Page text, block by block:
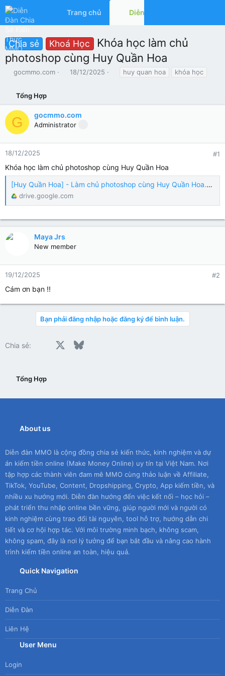
Trang chủ Diễn đàn
Chia sẻ Khoá Học
Khóa học làm chủ
photoshop cùng Huy Quần Hoa
T
a
d
s
t
a
r
e
r
gocmmo.com
N
g
ử
i
18/12/2025
ó
huy quan hoa khóa học
Tổng Hợp
G gocmmo.com
Administrator
18/12/2025 #1
Khóa học làm chủ photoshop cùng Huy Quần Hoa
[Huy Quần Hoa] - Làm chủ photoshop cùng Huy Quần Hoa.zip
drive.google.com
Maya Jrs
New member
19/12/2025 #2
Cám ơn bạn !!
Bạn phải đăng nhập hoặc đăng ký để bình luận.
Chia sẻ: Facebook Bluesky
Tổng Hợp
About us
Diễn đàn MMO là cộng đồng chia sẻ kiến thức, kinh nghiệm và dự
án kiếm tiền online (Make Money Online) uy tín tại Việt Nam. Nơi
tập hợp các thành viên đam mê MMO cùng thảo luận về Affiliate,
TikTok, YouTube, Content, Dropshipping, Crypto, App kiếm tiền, và
nhiều xu hướng mới. Diễn đàn hướng đến việc kết nối – học hỏi –
phát triển thu nhập online bền vững, giúp người mới và người có
kinh nghiệm cùng trao đổi tài nguyên, tool hỗ trợ, hướng dẫn chi
tiết và cơ hội hợp tác. Với môi trường minh bạch, không scam,
không spam, đây là nơi lý tưởng để bạn bắt đầu và nâng cao hành
trình kiếm tiền online an toàn, hiệu quả.
Quick Navigation
Trang Chủ
Diễn Đàn
Liên Hệ
User Menu
Login